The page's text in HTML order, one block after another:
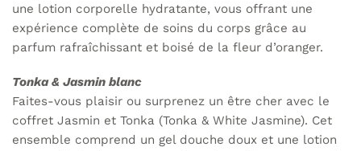
une lotion corporelle hydratante, vous offrant une
expérience complète de soins du corps grâce au
parfum rafraîchissant et boisé de la fleur d’oranger.
Tonka & Jasmin blanc
Faites-vous plaisir ou surprenez un être cher avec le
coffret Jasmin et Tonka (Tonka & White Jasmine). Cet
ensemble comprend un gel douche doux et une lotion